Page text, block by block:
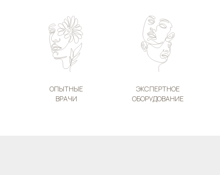
ОПЫТНЫЕ
ВРАЧИ
ЭКСПЕРТНОЕ
ОБОРУДОВАНИЕ
НАША